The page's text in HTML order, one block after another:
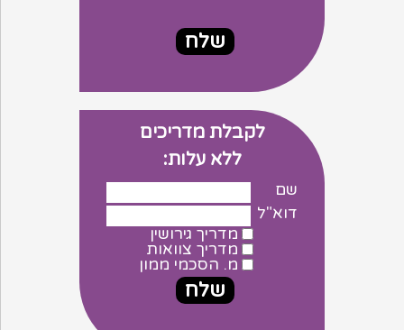
לקבלת מדריכים
ללא עלות:
שם
דוא"ל
מדריך גירושין
מדריך צוואות
מ. הסכמי ממון